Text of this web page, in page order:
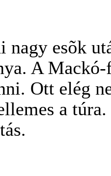
nagy esõk
A
Ott elég
a